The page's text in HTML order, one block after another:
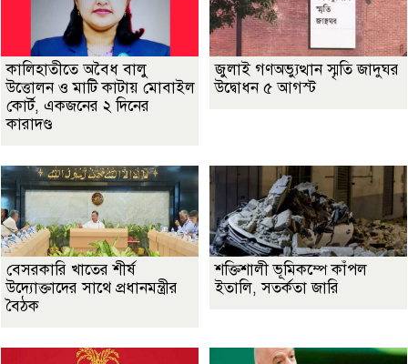
কালিহাতীতে অবৈধ বালু
উত্তোলন ও মাটি কাটায় মোবাইল
কোর্ট, একজনের ২ দিনের
কারাদণ্ড
জুলাই গণঅভ্যুত্থান স্মৃতি জাদুঘর
উদ্বোধন ৫ আগস্ট
বেসরকারি খাতের শীর্ষ
উদ্যোক্তাদের সাথে প্রধানমন্ত্রীর
বৈঠক
শক্তিশালী ভূমিকম্পে কাঁপল
ইতালি, সতর্কতা জারি